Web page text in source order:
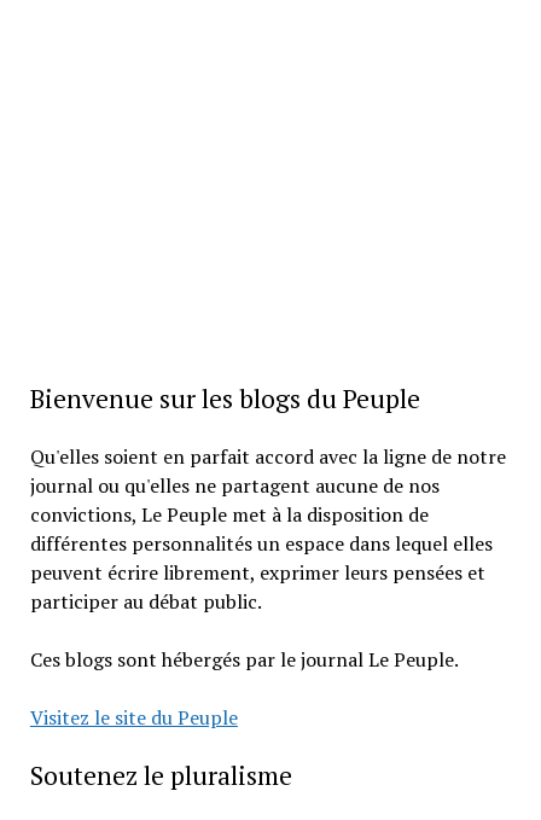
Bienvenue sur les blogs du Peuple
Qu'elles soient en parfait accord avec la ligne de notre
journal ou qu'elles ne partagent aucune de nos
convictions, Le Peuple met à la disposition de
différentes personnalités un espace dans lequel elles
peuvent écrire librement, exprimer leurs pensées et
participer au débat public.
Ces blogs sont hébergés par le journal Le Peuple.
Visitez le site du Peuple
Soutenez le pluralisme